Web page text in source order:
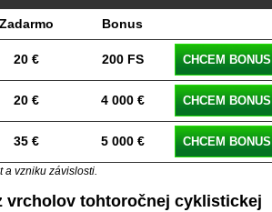
Zadarmo Bonus
20 € 200 FS CHCEM BONUS
20 € 4 000 € CHCEM BONUS
35 € 5 000 € CHCEM BONUS
a vzniku závislosti.
vrcholov tohtoročnej cyklistickej